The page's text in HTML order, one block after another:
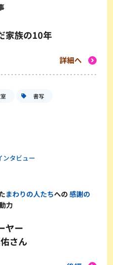
家族の10年
詳細へ
書写
ンタビュー
まわりの人たちへの感謝の
力
ヤー
さん